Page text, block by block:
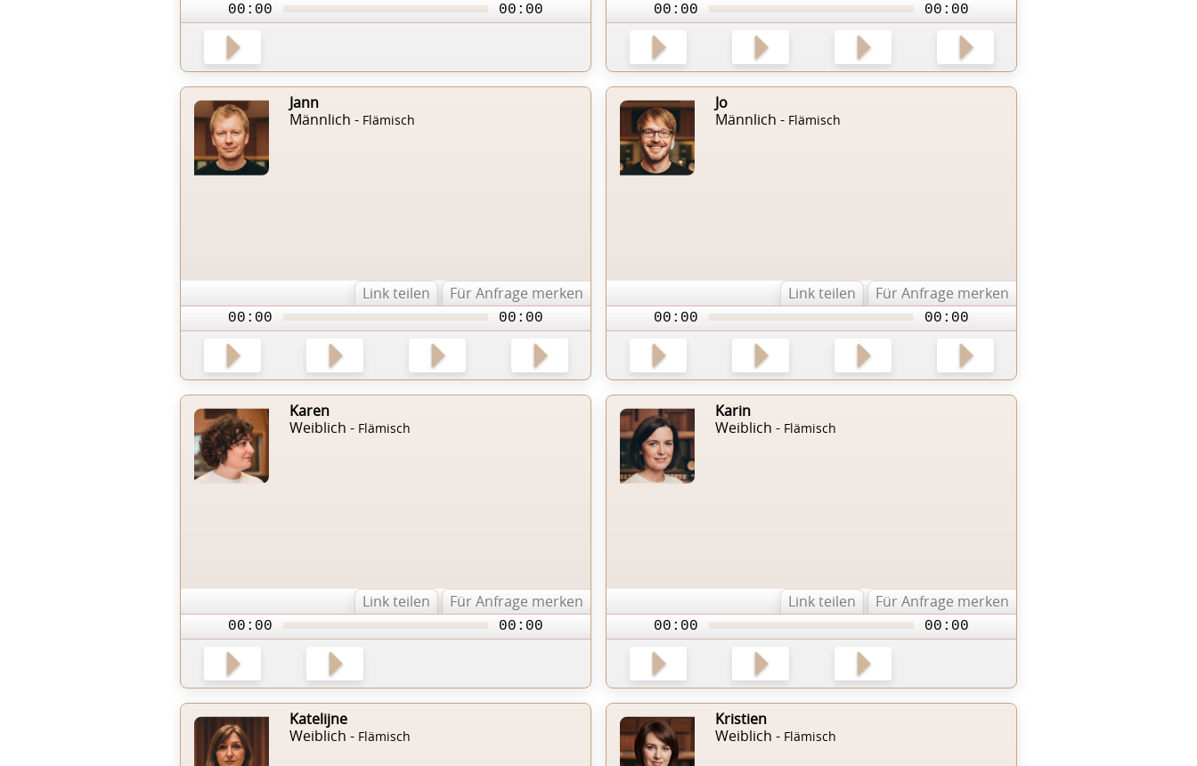
00:00 00:00 00:00 00:00
Jann
Männlich - Flämisch
Link teilen Für Anfrage merken
00:00 00:00
Jo
Männlich - Flämisch
Link teilen Für Anfrage merken
00:00 00:00
Karen
Weiblich - Flämisch
Link teilen Für Anfrage merken
00:00 00:00
Karin
Weiblich - Flämisch
Link teilen Für Anfrage merken
00:00 00:00
Katelijne
Weiblich - Flämisch
Kristien
Weiblich - Flämisch